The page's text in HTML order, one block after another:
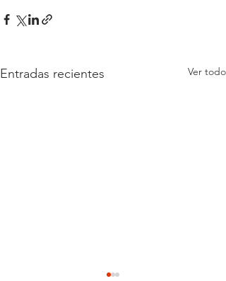
Entradas recientes Ver todo